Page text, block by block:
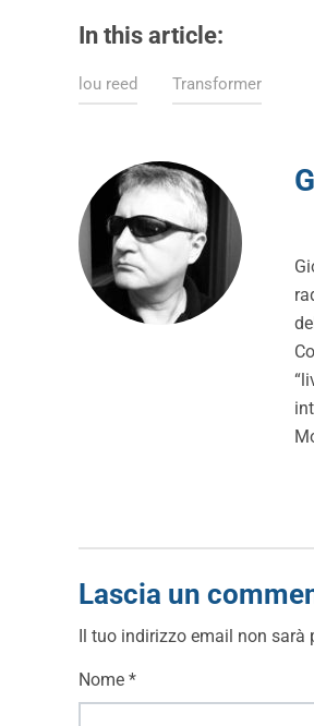
In this article:
lou reed Transformer
Lascia un
Il tuo indirizzo email non sarà
Nome *